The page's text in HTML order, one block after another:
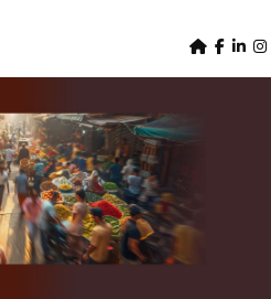
content
s
e
n